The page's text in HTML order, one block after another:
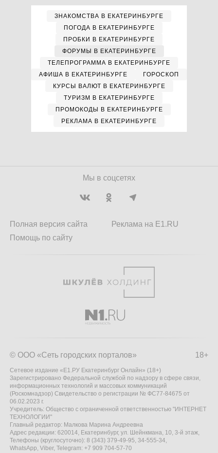
ЗНАКОМСТВА В ЕКАТЕРИНБУРГЕ
ПОГОДА В ЕКАТЕРИНБУРГЕ
ПРОБКИ В ЕКАТЕРИНБУРГЕ
ФОРУМЫ В ЕКАТЕРИНБУРГЕ
ТЕЛЕПРОГРАММА В ЕКАТЕРИНБУРГЕ
АФИША В ЕКАТЕРИНБУРГЕ
ГОРОСКОП
КУРСЫ ВАЛЮТ В ЕКАТЕРИНБУРГЕ
ТУРИЗМ В ЕКАТЕРИНБУРГЕ
ПРОМОКОДЫ В ЕКАТЕРИНБУРГЕ
РЕКЛАМА В ЕКАТЕРИНБУРГЕ
Мы в соцсетях
Полная версия сайта
Помощь по сайту
Реклама на E1.RU
18+
© ООО «Сеть городских порталов»
Сетевое издание «Е1.РУ Екатеринбург Онлайн» (18+)
Зарегистрировано Федеральной службой по надзору в сфере связи,
информационных технологий и массовых коммуникаций
(Роскомнадзор) Свидетельство о регистрации № ФС77-84675 от
06.02.2023 г.
Учредитель: Общество с ограниченной ответственностью "ИНТЕРНЕТ
ТЕХНОЛОГИИ"
Главный редактор: Малкова Марина Андреевна
Адрес редакции: 620014, Екатеринбург, ул. Шейнкмана, 10, 3-й этаж,
Телефоны (круглосуточно): 8 (343) 379-49-95, 34-555-34,
WhatsApp, Viber, Telegram: +7 909 704-57-70